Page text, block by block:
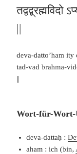
deva-datto’ham ity
tad-vad brahma-
||
Wort-für-Wort-
deva-dattaḥ :
aham : ich (bin,